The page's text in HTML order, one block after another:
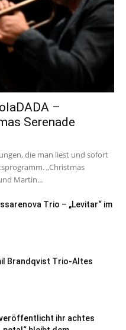
–
Serenade
die man liest und sofort
„Christmas
Martin...
Trio – „Levitar“ im
Brandqvist Trio-Altes
ihr achtes